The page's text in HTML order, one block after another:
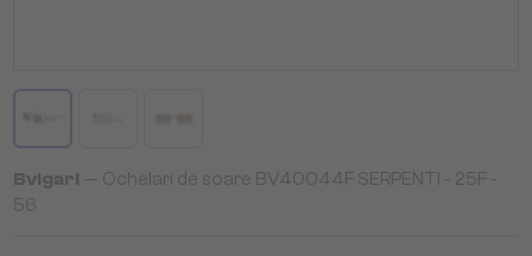
Bvlgari — Ochelari de soare BV40044F SERPENTI - 25F -
56